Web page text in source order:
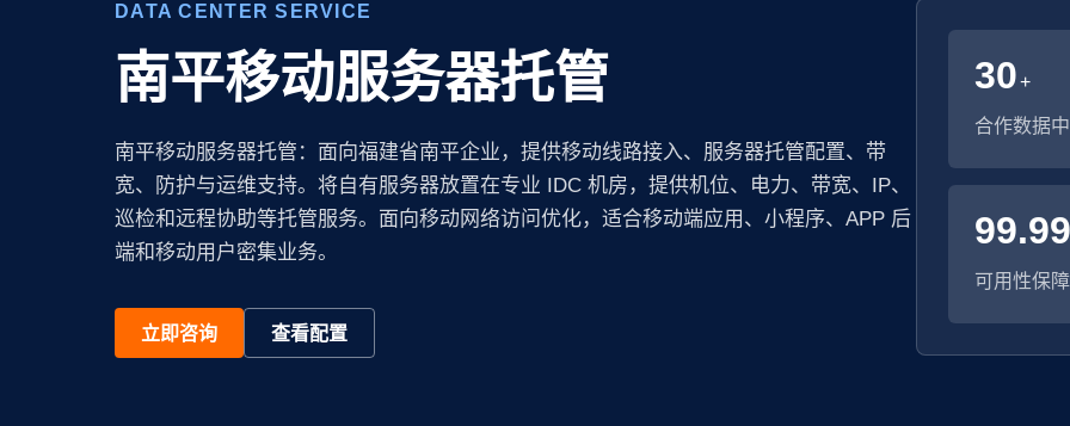
DATA CENTER SERVICE
南平移动服务器托管
南平移动服务器托管：面向福建省南平企业，提供移动线路接入、服务器托管配置、带
宽、防护与运维支持。将自有服务器放置在专业 IDC 机房，提供机位、电力、带宽、IP、
巡检和远程协助等托管服务。面向移动网络访问优化，适合移动端应用、小程序、APP 后
端和移动用户密集业务。
立即咨询 查看配置
30+
合作数据
99.99
可用性保障